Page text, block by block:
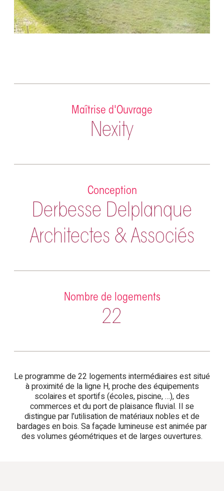
Maîtrise d'Ouvrage
Nexity
Conception
Derbesse Delplanque
Architectes & Associés
Nombre de logements
22
Le programme de 22 logements intermédiaires est situé
à proximité de la ligne H, proche des équipements
scolaires et sportifs (écoles, piscine, …), des
commerces et du port de plaisance fluvial. Il se
distingue par l’utilisation de matériaux nobles et de
bardages en bois. Sa façade lumineuse est animée par
des volumes géométriques et de larges ouvertures.